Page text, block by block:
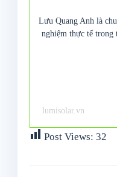
Lưu Quang Anh là
nghiệm thực tế trong
lumisolar.vn
Post Views: 32